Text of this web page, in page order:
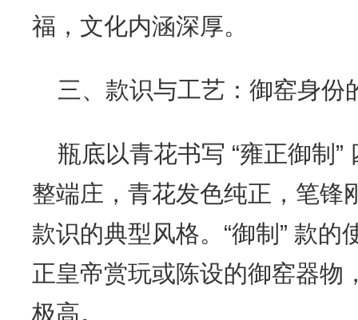
福，文化内涵深厚。
三、款识与工艺：御窑身份
瓶底以青花书写 “雍正御制
整端庄，青花发色纯正，笔锋
款识的典型风格。“御制” 款
正皇帝赏玩或陈设的御窑器物
极高。